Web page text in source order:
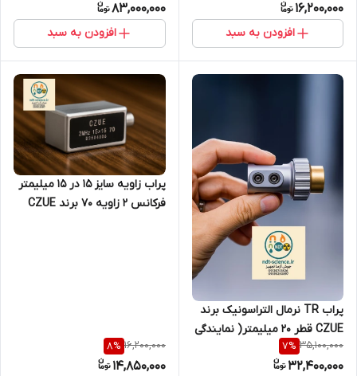
16,200,000
افزودن به سبد
83,000,000
افزودن به سبد
پراب TR نرمال التراسونیک برند
CZUE قطر 20 میلیمتر( نمایندگی
اصلی جوش آزما تجهیز
09120741826)
35,100,000
7%
32,400,000
پراب زاویه سایز 15 در 15 میلیمتر
فرکانس 2 زاویه 70 برند CZUE
16,200,000
8%
14,850,000